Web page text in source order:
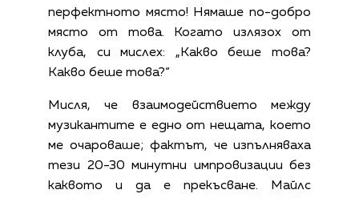
перфектното място! Нямаше по-добро
място от това. Когато излязох от
клуба, си мислех: „Какво беше това?
Какво беше това?“
Мисля, че взаимодействието между
музикантите е едно от нещата, което
ме очароваше; фактът, че изпълняваха
тези 20-30 минутни импровизации без
каквото и да е прекъсване. Майлс